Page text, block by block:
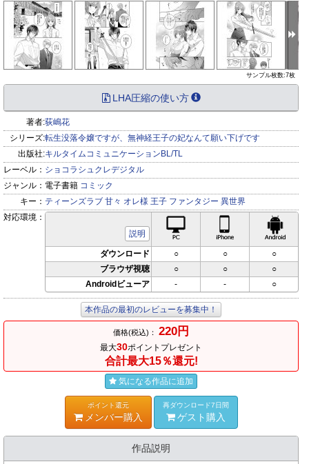
サンプル枚数:7枚
LHA圧縮の使い方
著者:荻嶋花
シリーズ:転生没落令嬢ですが、無神経王子の妃なんて願い下げです
出版社:キルタイムコミュニケーションBL/TL
レーベル： ショコラシュクレデジタル
ジャンル： 電子書籍 コミック
キー： ティーンズラブ 甘々 オレ様 王子 ファンタジー 異世界
対応環境：
説明
iPhone対応
ダウンロード ○ ○
○
ブラウザ視聴
○ ○
○
Androidビューア
- - ○
本作品の最初のレビューを募集中！
価格(税込)： 220円
最大30ポイントプレゼント
合計最大15％還元!
気になる作品に追加
ポイント還元
メンバー購入
再ダウンロード7日間
ゲスト購入
作品説明